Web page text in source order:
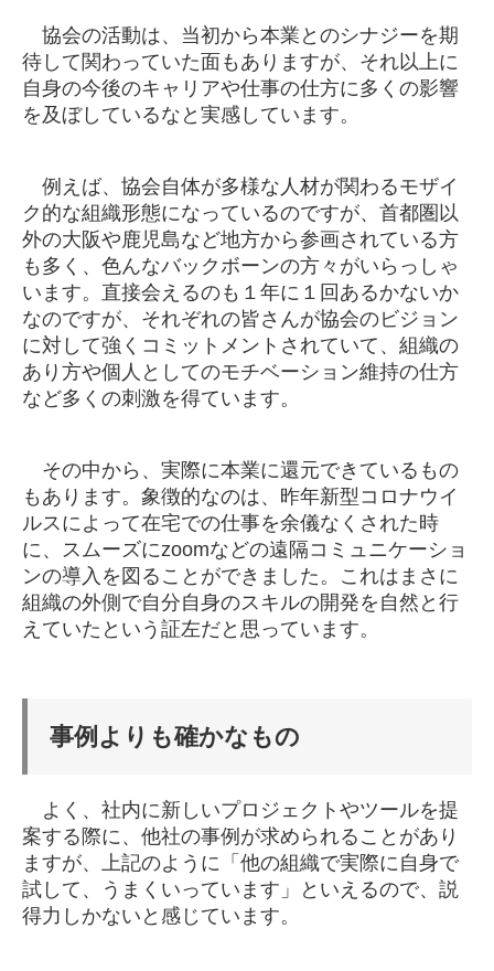
協会の活動は、当初から本業とのシナジーを期
待して関わっていた面もありますが、それ以上に
自身の今後のキャリアや仕事の仕方に多くの影響
を及ぼしているなと実感しています。
例えば、協会自体が多様な人材が関わるモザイ
ク的な組織形態になっているのですが、首都圏以
外の大阪や鹿児島など地方から参画されている方
も多く、色んなバックボーンの方々がいらっしゃ
います。直接会えるのも１年に１回あるかないか
なのですが、それぞれの皆さんが協会のビジョン
に対して強くコミットメントされていて、組織の
あり方や個人としてのモチベーション維持の仕方
など多くの刺激を得ています。
その中から、実際に本業に還元できているもの
もあります。象徴的なのは、昨年新型コロナウイ
ルスによって在宅での仕事を余儀なくされた時
に、スムーズにzoomなどの遠隔コミュニケーショ
ンの導入を図ることができました。これはまさに
組織の外側で自分自身のスキルの開発を自然と行
えていたという証左だと思っています。
事例よりも確かなもの
よく、社内に新しいプロジェクトやツールを提
案する際に、他社の事例が求められることがあり
ますが、上記のように「他の組織で実際に自身で
試して、うまくいっています」といえるので、説
得力しかないと感じています。